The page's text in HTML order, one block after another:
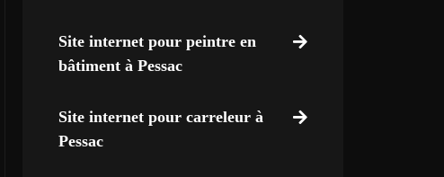
Site internet pour peintre en
bâtiment à Pessac
Site internet pour carreleur à
Pessac